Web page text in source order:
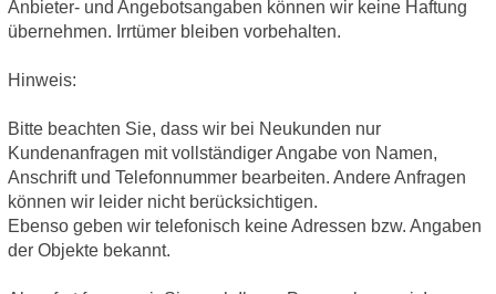
Anbieter- und Angebotsangaben können wir keine Haftung
übernehmen. Irrtümer bleiben vorbehalten.
Hinweis:
Bitte beachten Sie, dass wir bei Neukunden nur
Kundenanfragen mit vollständiger Angabe von Namen,
Anschrift und Telefonnummer bearbeiten. Andere Anfragen
können wir leider nicht berücksichtigen.
Ebenso geben wir telefonisch keine Adressen bzw. Angaben
der Objekte bekannt.